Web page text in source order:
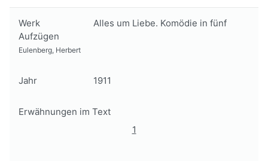
Werk
Alles um Liebe. Komödie in fünf
Aufzügen
Eulenberg, Herbert
Jahr 1911
Erwähnungen im Text
1